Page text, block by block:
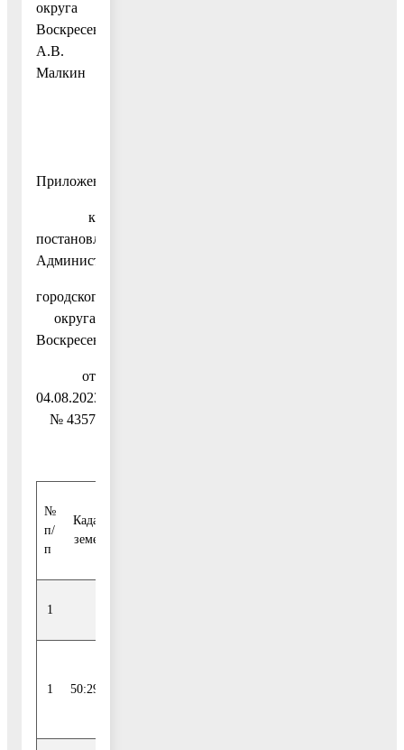
округа
Воскресенск
А.В.
Малкин
Приложение
к
постановлению
Администрации
городского
округа
Воскресенск
от
04.08.2023
№ 4357
№
п/
п
Кадастровый номер
земельного участка
1
1 50:29:0000000:52446